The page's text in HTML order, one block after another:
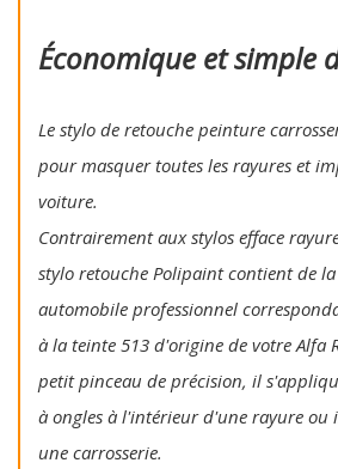
Économique et simple
Le stylo de retouche peinture
pour masquer toutes les rayures et
voiture.
Contrairement aux stylos efface
stylo retouche Polipaint contient de
automobile professionnel
à la teinte 513 d'origine de votre Alfa
petit pinceau de précision, il
à ongles à l'intérieur d'une rayure ou
une carrosserie.